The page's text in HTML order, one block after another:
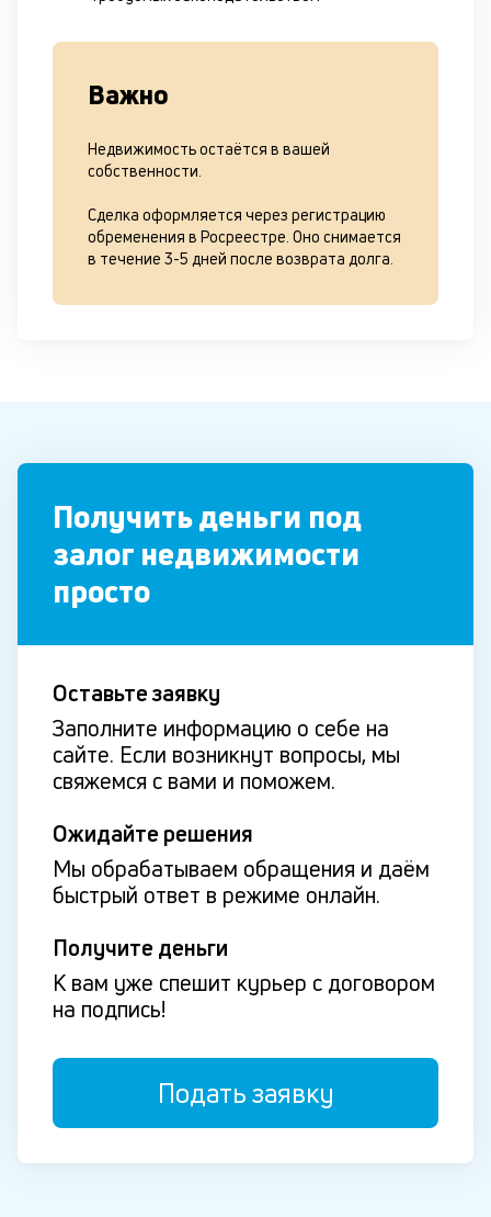
Важно
Недвижимость остаётся в вашей
собственности.
Сделка оформляется через регистрацию
обременения в Росреестре. Оно снимается
в течение 3-5 дней после возврата долга.
Получить деньги под
залог недвижимости
просто
Оставьте заявку
Заполните информацию о себе на
сайте. Если возникнут вопросы, мы
свяжемся с вами и поможем.
Ожидайте решения
Мы обрабатываем обращения и даём
быстрый ответ в режиме онлайн.
Получите деньги
К вам уже спешит курьер с договором
на подпись!
Подать заявку